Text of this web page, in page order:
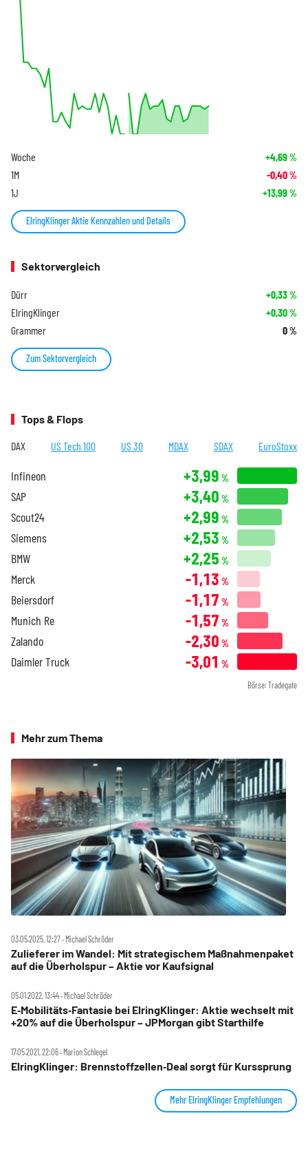
Woche +4,69%
1M -0,40%
1J +13,99%
ElringKlinger Aktie Kennzahlen und Details
Sektorvergleich
Dürr +0,33%
ElringKlinger +0,30%
Grammer 0%
Zum Sektorvergleich
Tops & Flops
DAX US Tech 100 US 30 MDAX SDAX EuroStoxx
Infineon +3,99 %
SAP +3,40 %
Scout24 +2,99 %
Siemens +2,53 %
BMW +2,25 %
Merck -1,13 %
Beiersdorf -1,17 %
Munich Re -1,57 %
Zalando -2,30 %
Daimler Truck -3,01 %
Börse: Tradegate
Mehr zum Thema
03.05.2025, 12:27 ‧ Michael Schröder
Zulieferer im Wandel: Mit strategischem Maßnahmenpaket
auf die Überholspur – Aktie vor Kaufsignal
05.01.2022, 13:44 ‧ Michael Schröder
E‑Mobilitäts‑Fantasie bei ElringKlinger: Aktie wechselt mit
+20% auf die Überholspur – JPMorgan gibt Starthilfe
17.05.2021, 22:06 ‧ Marion Schlegel
ElringKlinger: Brennstoffzellen‑Deal sorgt für Kurssprung
Mehr ElringKlinger Empfehlungen